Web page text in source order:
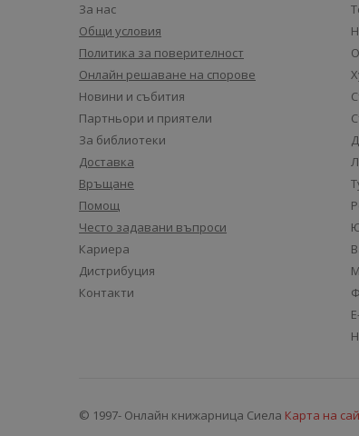
За нас
Общи условия
Политика за поверителност
Онлайн решаване на спорове
Новини и събития
Партньори и приятели
За библиотеки
Доставка
Връщане
Помощ
Често задавани въпроси
Кариера
Дистрибуция
Контакти
© 1997- Онлайн книжарница Сиела Карта на